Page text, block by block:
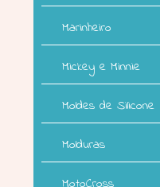
Marinheiro
Mickey e Minnie
Moldes de Silicone
Molduras